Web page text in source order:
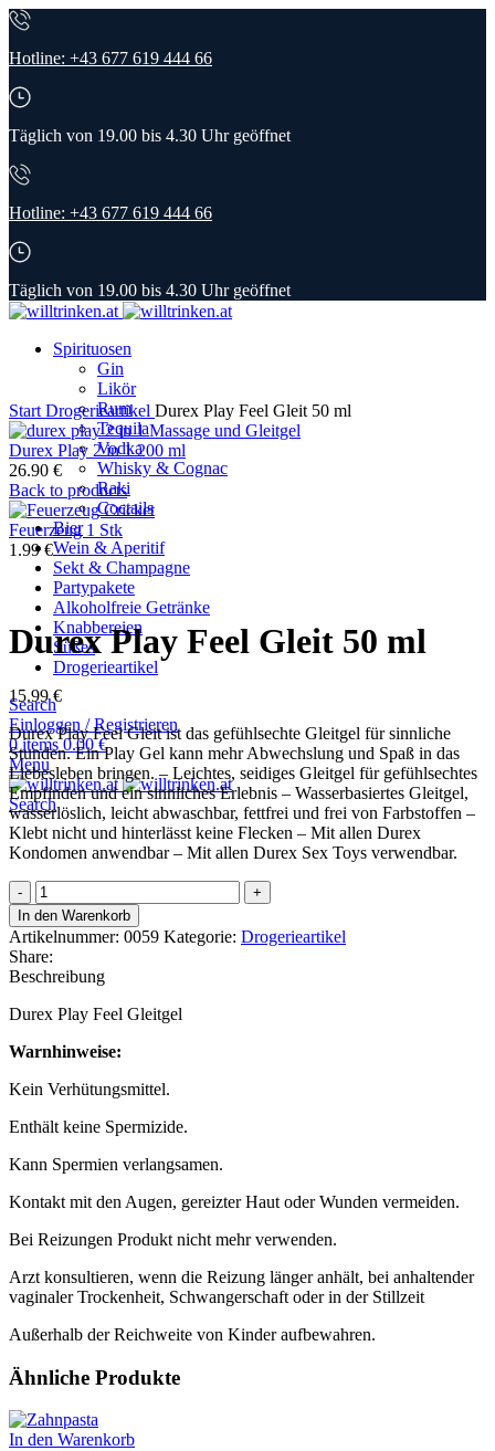
Hotline: +43 677 619 444 66
Täglich von 19.00 bis 4.30 Uhr geöffnet
Hotline: +43 677 619 444 66
Täglich von 19.00 bis 4.30 Uhr geöffnet
Spirituosen
Gin
Likör
Rum
Tequila
Vodka
Whisky & Cognac
Raki
Coctails
Bier
Wein & Aperitif
Sekt & Champagne
Partypakete
Alkoholfreie Getränke
Knabbereien
Süßes
Drogerieartikel
Search
Einloggen / Registrieren
0items 0.00€
Menu
Search
Start Drogerieartikel Durex Play Feel Gleit 50 ml
Durex Play 2 in 1 200 ml
26.90 €
Back to products
Feuerzeug 1 Stk
1.99€
Durex Play Feel Gleit 50 ml
15.99€
Durex Play Feel Gleit ist das gefühlsechte Gleitgel für sinnliche
Stunden. Ein Play Gel kann mehr Abwechslung und Spaß in das
Liebesleben bringen. – Leichtes, seidiges Gleitgel für gefühlsechtes
Empfinden und ein sinnliches Erlebnis – Wasserbasiertes Gleitgel,
wasserlöslich, leicht abwaschbar, fettfrei und frei von Farbstoffen –
Klebt nicht und hinterlässt keine Flecken – Mit allen Durex
Kondomen anwendbar – Mit allen Durex Sex Toys verwendbar.
Durex
Play
Feel
Gleit
50
ml
Menge
In den Warenkorb
Artikelnummer: 0059 Kategorie: Drogerieartikel
Share:
Beschreibung
Durex Play Feel Gleitgel
Warnhinweise:
Kein Verhütungsmittel.
Enthält keine Spermizide.
Kann Spermien verlangsamen.
Kontakt mit den Augen, gereizter Haut oder Wunden vermeiden.
Bei Reizungen Produkt nicht mehr verwenden.
Arzt konsultieren, wenn die Reizung länger anhält, bei anhaltender
vaginaler Trockenheit, Schwangerschaft oder in der Stillzeit
Außerhalb der Reichweite von Kinder aufbewahren.
Ähnliche Produkte
In den Warenkorb